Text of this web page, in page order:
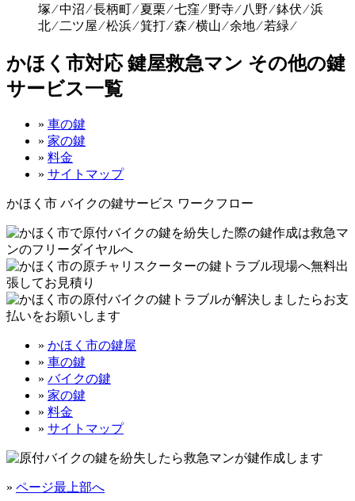
塚 ⁄ 中沼 ⁄ 長柄町 ⁄ 夏栗 ⁄ 七窪 ⁄ 野寺 ⁄ 八野 ⁄ 鉢伏 ⁄ 浜
北 ⁄ 二ツ屋 ⁄ 松浜 ⁄ 箕打 ⁄ 森 ⁄ 横山 ⁄ 余地 ⁄ 若緑 ⁄
かほく市対応 鍵屋救急マン その他の鍵
サービス一覧
» 車の鍵
» 家の鍵
» 料金
» サイトマップ
かほく市 バイクの鍵サービス ワークフロー
» かほく市の鍵屋
» 車の鍵
» バイクの鍵
» 家の鍵
» 料金
» サイトマップ
» ページ最上部へ